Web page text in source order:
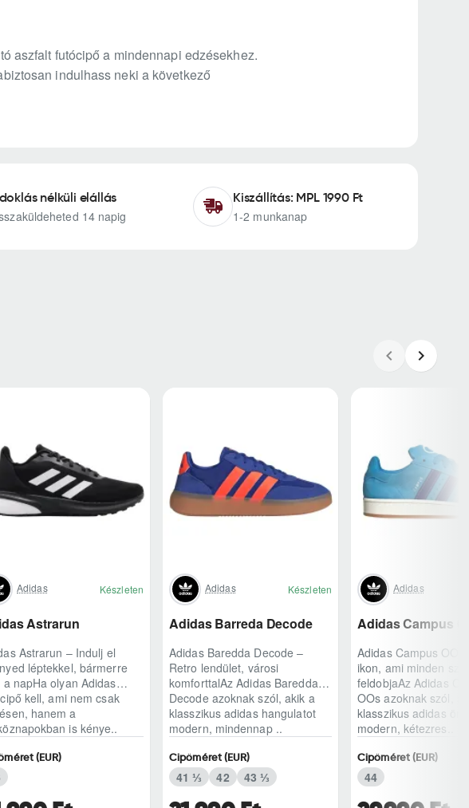
aszfalt futócipő a mindennapi edzésekhez.
indulhass neki a következő
nélküli elállás
14 napig
Kiszállítás: MPL 1990 Ft
1-2 munkanap
Adidas Készleten
Astrarun
Astrarun – Indulj el
léptekkel, bármerre
a napHa olyan Adidas
kell, ami nem csak
hanem a
is kénye..
(EUR)
Adidas Készleten
Adidas Barreda Decode
Adidas Baredda Decode –
Retro lendület, városi
komforttalAz Adidas Baredda
Decode azoknak szól, akik a
klasszikus adidas hangulatot
modern, mindennap ..
Cipőméret (EUR)
41 ⅓ 42 43 ⅓
Adidas
Adidas Campus
Adidas Campus OOs
ikon, ami minden
feldobjaAz Adidas
OOs azoknak szól,
klasszikus adidas
modern, kétezres..
Cipőméret (EUR)
44